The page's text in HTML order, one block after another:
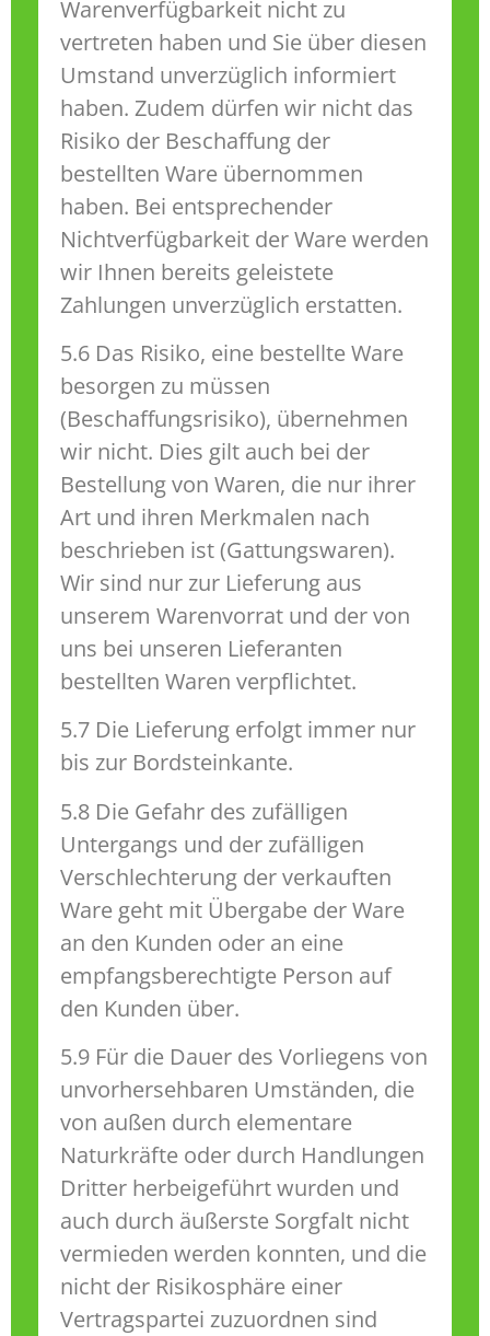
Warenverfügbarkeit nicht zu
vertreten haben und Sie über diesen
Umstand unverzüglich informiert
haben. Zudem dürfen wir nicht das
Risiko der Beschaffung der
bestellten Ware übernommen
haben. Bei entsprechender
Nichtverfügbarkeit der Ware werden
wir Ihnen bereits geleistete
Zahlungen unverzüglich erstatten.
5.6 Das Risiko, eine bestellte Ware
besorgen zu müssen
(Beschaffungsrisiko), übernehmen
wir nicht. Dies gilt auch bei der
Bestellung von Waren, die nur ihrer
Art und ihren Merkmalen nach
beschrieben ist (Gattungswaren).
Wir sind nur zur Lieferung aus
unserem Warenvorrat und der von
uns bei unseren Lieferanten
bestellten Waren verpflichtet.
5.7 Die Lieferung erfolgt immer nur
bis zur Bordsteinkante.
5.8 Die Gefahr des zufälligen
Untergangs und der zufälligen
Verschlechterung der verkauften
Ware geht mit Übergabe der Ware
an den Kunden oder an eine
empfangsberechtigte Person auf
den Kunden über.
5.9 Für die Dauer des Vorliegens von
unvorhersehbaren Umständen, die
von außen durch elementare
Naturkräfte oder durch Handlungen
Dritter herbeigeführt wurden und
auch durch äußerste Sorgfalt nicht
vermieden werden konnten, und die
nicht der Risikosphäre einer
Vertragspartei zuzuordnen sind